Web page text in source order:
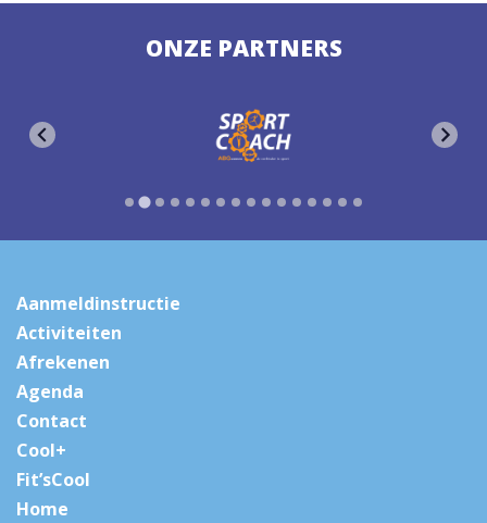
ONZE PARTNERS
Aanmeldinstructie
Activiteiten
Afrekenen
Agenda
Contact
Cool+
Fit’sCool
Home